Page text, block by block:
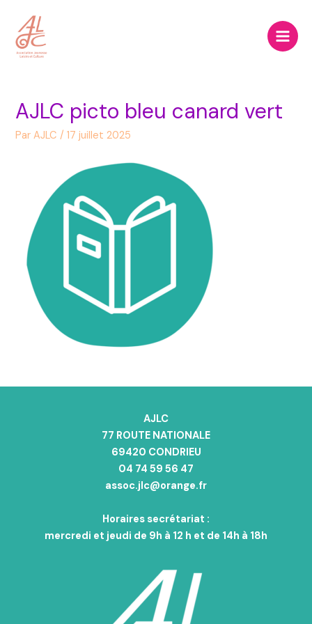
contenu
AJLC picto bleu canard vert
ParAJLC/17 juillet 2025
AJLC
77 ROUTE NATIONALE
69420 CONDRIEU
04 74 59 56 47
assoc.jlc@orange.fr
Horaires secrétariat :
mercredi et jeudi de 9h à 12 h et de 14h à 18h